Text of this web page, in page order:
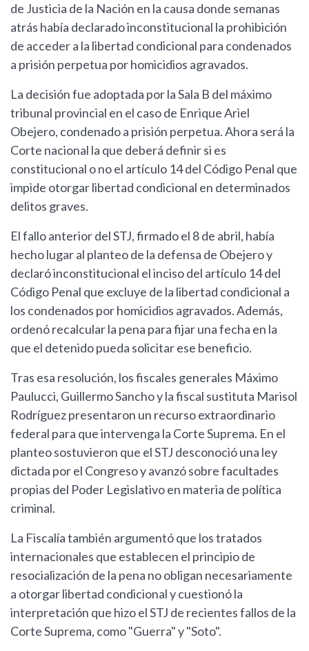
de Justicia de la Nación en la causa donde semanas
atrás había declarado inconstitucional la prohibición
de acceder a la libertad condicional para condenados
a prisión perpetua por homicidios agravados.
La decisión fue adoptada por la Sala B del máximo
tribunal provincial en el caso de Enrique Ariel
Obejero, condenado a prisión perpetua. Ahora será la
Corte nacional la que deberá definir si es
constitucional o no el artículo 14 del Código Penal que
impide otorgar libertad condicional en determinados
delitos graves.
El fallo anterior del STJ, firmado el 8 de abril, había
hecho lugar al planteo de la defensa de Obejero y
declaró inconstitucional el inciso del artículo 14 del
Código Penal que excluye de la libertad condicional a
los condenados por homicidios agravados. Además,
ordenó recalcular la pena para fijar una fecha en la
que el detenido pueda solicitar ese beneficio.
Tras esa resolución, los fiscales generales Máximo
Paulucci, Guillermo Sancho y la fiscal sustituta Marisol
Rodríguez presentaron un recurso extraordinario
federal para que intervenga la Corte Suprema. En el
planteo sostuvieron que el STJ desconoció una ley
dictada por el Congreso y avanzó sobre facultades
propias del Poder Legislativo en materia de política
criminal.
La Fiscalía también argumentó que los tratados
internacionales que establecen el principio de
resocialización de la pena no obligan necesariamente
a otorgar libertad condicional y cuestionó la
interpretación que hizo el STJ de recientes fallos de la
Corte Suprema, como "Guerra" y "Soto".